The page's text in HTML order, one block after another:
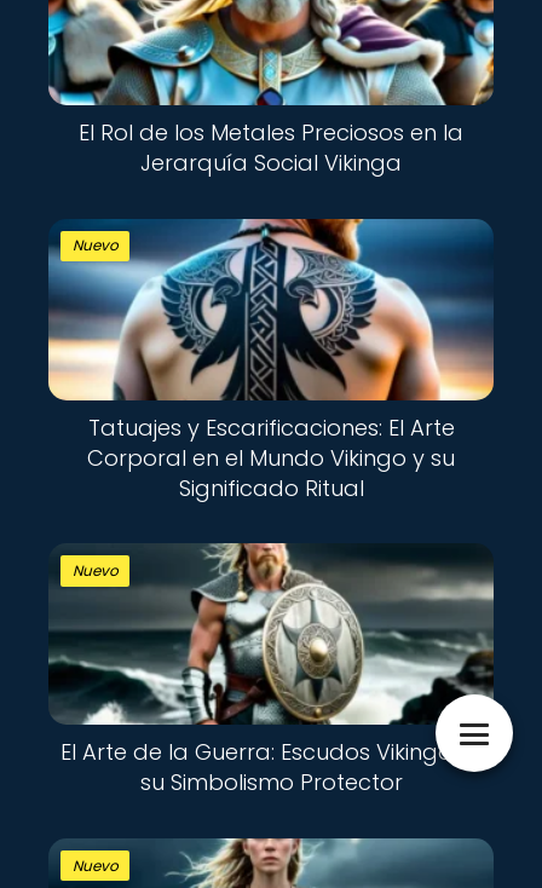
El Rol de los Metales Preciosos en la
Jerarquía Social Vikinga
Nuevo
Tatuajes y Escarificaciones: El Arte
Corporal en el Mundo Vikingo y su
Significado Ritual
Nuevo
El Arte de la Guerra: Escudos Vikingos y
su Simbolismo Protector
Nuevo